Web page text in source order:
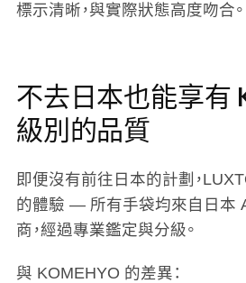
標示清晰，與實際狀態高度吻合。
不去日本也能享有
級別的品質
即便沒有前往日本的計劃，
的體驗 — 所有手袋均來自日本
商，經過專業鑑定與分級。
與 KOMEHYO 的差異：